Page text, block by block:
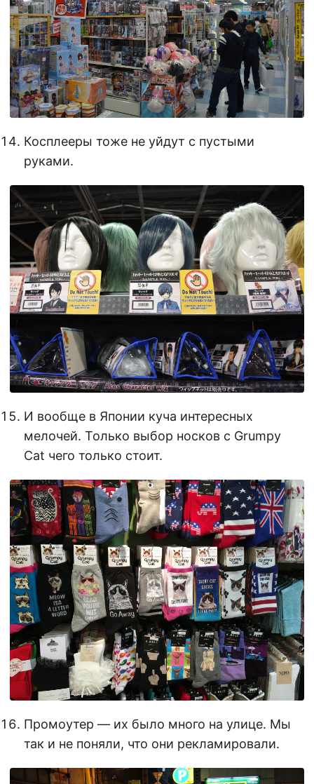
Косплееры тоже не уйдут с пустыми
руками.
И вообще в Японии куча интересных
мелочей. Только выбор носков с Grumpy
Cat чего только стоит.
Промоутер — их было много на улице. Мы
так и не поняли, что они рекламировали.